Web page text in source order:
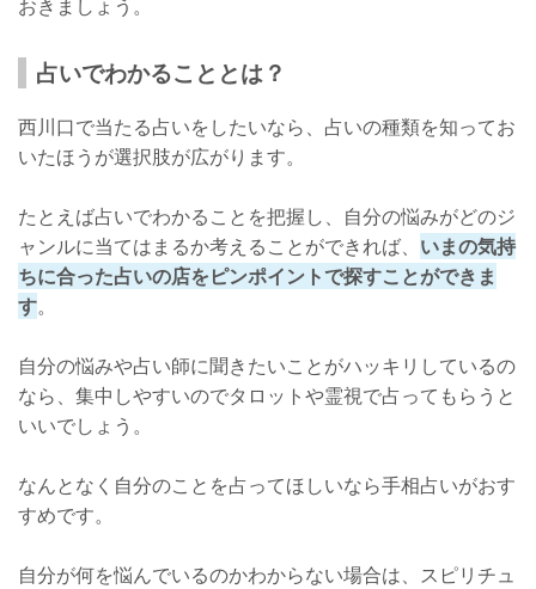
情報収集に敏感になろう！
おわりに
おきましょう。
占いでわかることとは？
西川口で当たる占いをしたいなら、占いの種類を知ってお
いたほうが選択肢が広がります。
たとえば占いでわかることを把握し、自分の悩みがどのジ
ャンルに当てはまるか考えることができれば、 いまの気持
ちに合った占いの店をピンポイントで探すことができま
す。
自分の悩みや占い師に聞きたいことがハッキリしているの
なら、集中しやすいのでタロットや霊視で占ってもらうと
いいでしょう。
なんとなく自分のことを占ってほしいなら手相占いがおす
すめです。
自分が何を悩んでいるのかわからない場合は、スピリチュ